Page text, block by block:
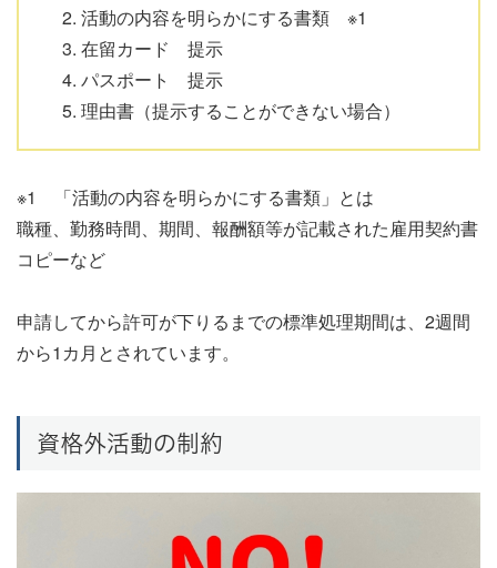
活動の内容を明らかにする書類 ※1
在留カード 提示
パスポート 提示
理由書（提示することができない場合）
※1 「活動の内容を明らかにする書類」とは
職種、勤務時間、期間、報酬額等が記載された雇用契約書
コピーなど
申請してから許可が下りるまでの標準処理期間は、2週間
から1カ月とされています。
資格外活動の制約